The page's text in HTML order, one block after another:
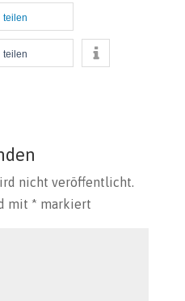
teilen
teilen
nicht veröffentlicht.
mit * markiert